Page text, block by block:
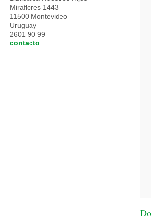
Miraflores 1443
11500 Montevideo
Uruguay
2601 90 99
contacto